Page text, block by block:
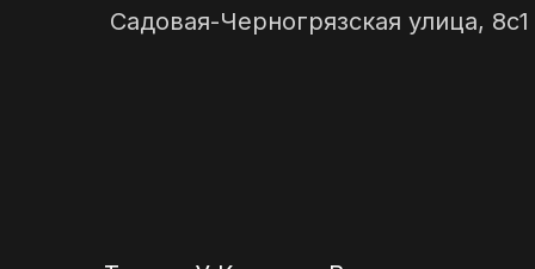
Садовая-Черногрязская улица, 8с1